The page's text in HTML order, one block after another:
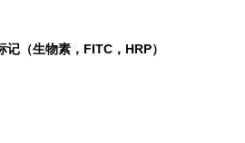
记（生物素，FITC，HRP）